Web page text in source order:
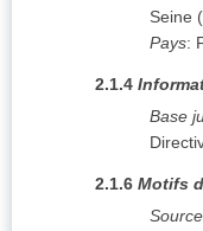
Seine (
Pays:
2.1.4
Base
2.1.6 Motifs